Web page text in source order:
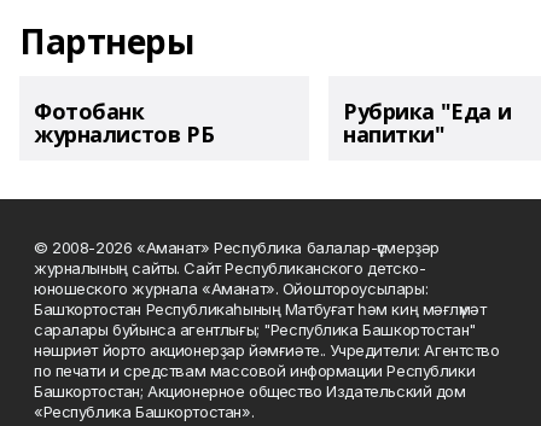
Партнеры
Фотобанк
журналистов РБ
Рубрика "Еда и
напитки"
© 2008-2026 «Аманат» Республика балалар-үҫмерҙәр
журналының сайты. Сайт Республиканского детско-
юношеского журнала «Аманат». Ойоштороусылары:
Башҡортостан Республикаһының Матбуғат һәм киң мәғлүмәт
саралары буйынса агентлығы; "Республика Башкортостан"
нәшриәт йорто акционерҙар йәмғиәте.. Учредители: Агентство
по печати и средствам массовой информации Республики
Башкортостан; Акционерное общество Издательский дом
«Республика Башкортостан».